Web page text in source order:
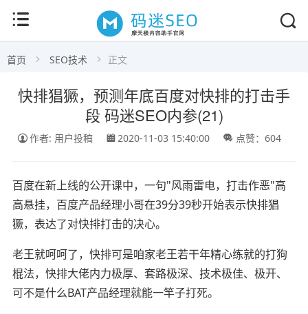
首页 SEO技术 正文
快排猖獗，预测年底百度对快排的打击手
段 码迷SEO内参(21)
作者: 用户投稿 2020-11-03 15:40:00 点赞：604
百度在新上线的公开课中，一句"风雨雷电，打击作恶"高
高悬挂，百度产品经理小哥在39分39秒开始表示快排猖
獗， 表达了对快排打击的决心。
老王就呵呵了，快排可是咱家老王若干年精心练就的打狗
棍法， 快排大佬内力极厚、套路极深、技术极佳、极开、
可不是什么BAT产品经理就能一竿子打死。